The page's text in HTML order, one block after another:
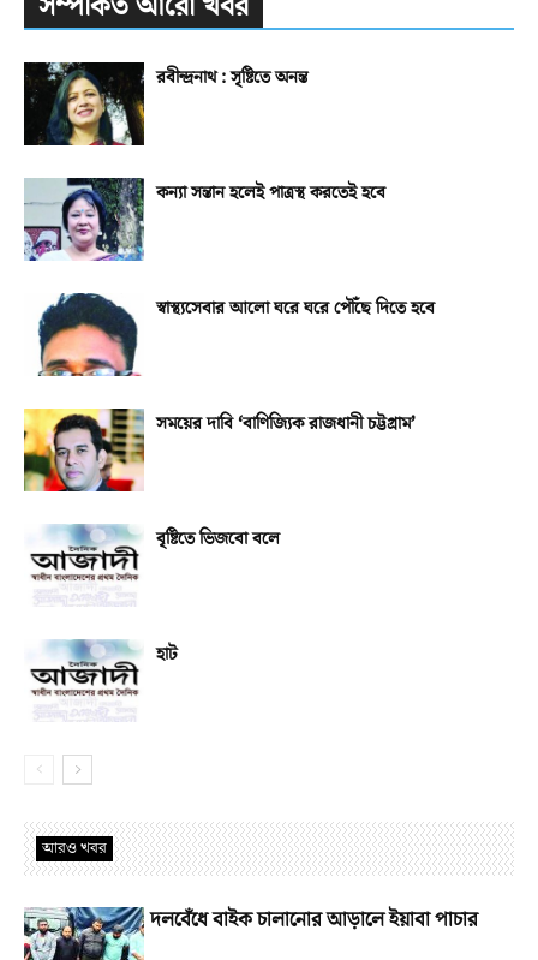
রবীন্দ্রনাথ : সৃষ্টিতে অনন্ত
কন্যা সন্তান হলেই পাত্রস্থ করতেই হবে
স্বাস্থ্যসেবার আলো ঘরে ঘরে পৌঁছে দিতে হবে
সময়ের দাবি ‘বাণিজ্যিক রাজধানী চট্টগ্রাম’
বৃষ্টিতে ভিজবো বলে
হাট
আরও খবর
দলবেঁধে বাইক চালানোর আড়ালে ইয়াবা পাচার